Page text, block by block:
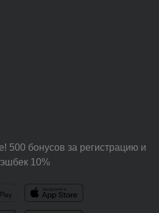
500 бонусов за регистрацию и
10%